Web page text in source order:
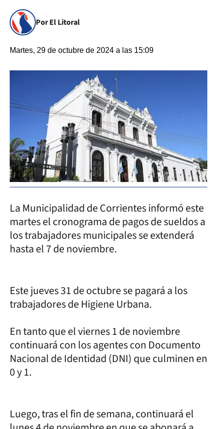
Por El Litoral
Martes, 29 de octubre de 2024 a las 15:09
La Municipalidad de Corrientes informó este
martes el cronograma de pagos de sueldos a
los trabajadores municipales se extenderá
hasta el 7 de noviembre.
Este jueves 31 de octubre se pagará a los
trabajadores de Higiene Urbana.
En tanto que el viernes 1 de noviembre
continuará con los agentes con Documento
Nacional de Identidad (DNI) que culminen en
0 y 1.
Luego, tras el fin de semana, continuará el